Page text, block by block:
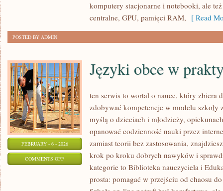
MAGAZYNYkomputery stacjonarne i notebooki, ale
centralne, GPU, pamięci RAM, [ Read
POSTED BY ADMIN
FEBRUARY - 6 - 2026
COMMENTS OFFON
Języki obce w
ten serwis to wortal o nauce, który zbiera
zdobywać kompetencje w modelu szkoły
myślą o dzieciach i młodzieży,
opanować codzienność nauki przez
zamiast teorii bez zastosowania,
krok po kroku dobrych nawyków i
kategorie to Biblioteka nauczyciela i
prosta: pomagać w przejściu od chaosu